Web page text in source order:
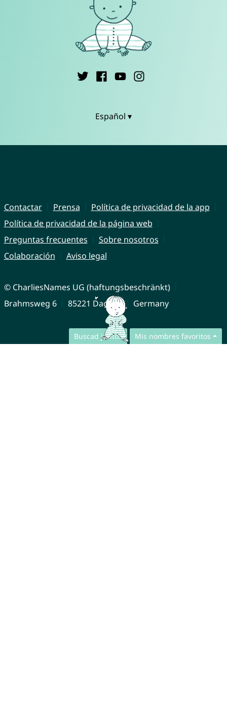
Buscad juntos Mis nombres favoritos
Español ▾
Contactar Prensa
Política de privacidad de la app
Política de privacidad de la página web
Preguntas frecuentes
Sobre nosotros
Colaboración
Aviso legal
© CharliesNames UG (haftungsbeschränkt)
Brahmsweg 6
85221 Dachau Germany